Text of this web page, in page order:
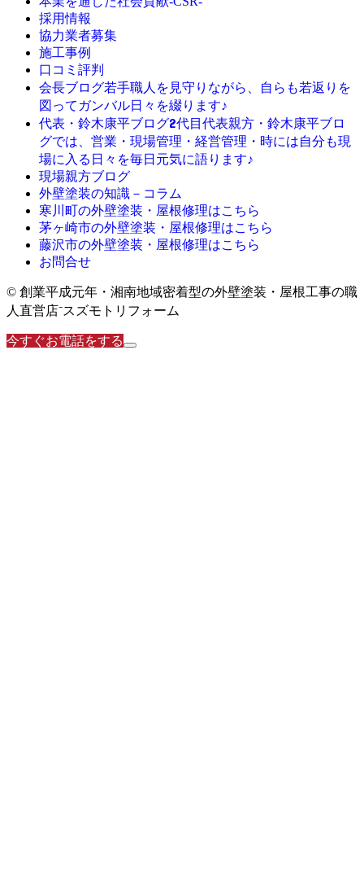
採用情報
協力業者募集
施工事例
口コミ評判
会長ブログ若手職人を見守りながら、自らも若返りを
図ってガンバル日々を綴ります♪
代表・鈴木康平ブログ2代目代表親方・鈴木康平ブロ
グでは、営業・現場管理・経営管理・時には自分も現
場に入る日々を毎日元気に語ります♪
現場親方ブログ
外壁塗装の知識－コラム
寒川町の外壁塗装・屋根修理はこちら
茅ヶ崎市の外壁塗装・屋根修理はこちら
藤沢市の外壁塗装・屋根修理はこちら
お問合せ
© 創業平成元年・湘南地域密着型の外壁塗装・屋根工事の職
人直営店⁻スズモトリフォーム
今すぐお電話をする